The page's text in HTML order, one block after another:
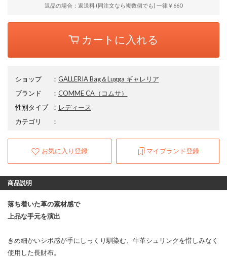
返品の場合：返送料 (同注文なら複数個でも) 一律￥660
カートに入れる
ショップ ： GALLERIA Bag＆Lugga ギャレリア
ブランド
： COMME CA（コムサ）
性別タイプ
： レディース
カテゴリ
：
お気に入り登録 マイブランド登録
商品説明
落ち着いた革の素材感で
上品な手元を演出
きめ細かいシボ感が手にしっくり馴染む、牛革シュリンクを惜しみなく
使用した長財布。